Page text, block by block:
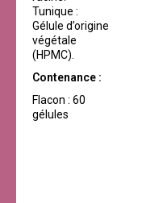
Tunique :
Gélule d’origine
végétale
(HPMC).
Contenance :
Flacon : 60
gélules